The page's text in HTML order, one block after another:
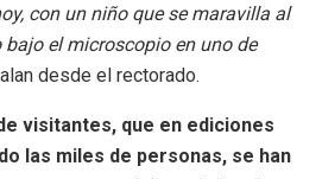
con un niño que se maravilla al
el microscopio en uno de
desde el rectorado.
visitantes, que en ediciones
las miles de personas, se han